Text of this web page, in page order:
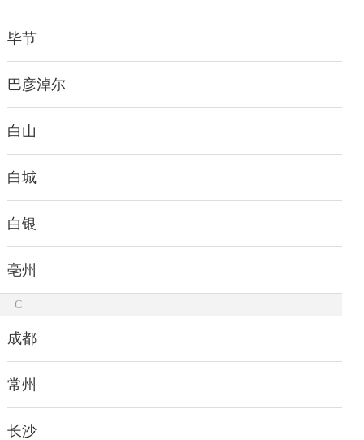
毕节
巴彦淖尔
白山
白城
白银
亳州
C
成都
常州
长沙